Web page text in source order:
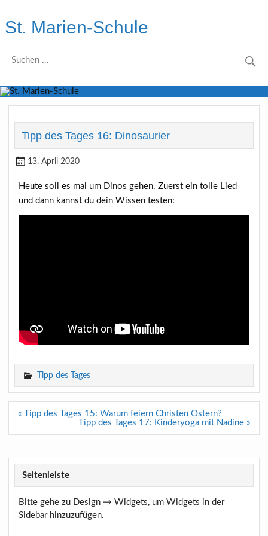
content
St. Marien-Schule
Tipp des Tages 16: Dinosaurier
13. April 2020
Heute soll es mal um Dinos gehen. Zuerst ein tolle Lied
und dann kannst du dein Wissen testen:
Tipp des Tages
Beitragsnavigation
« Tipp des Tages 15: Warum feiern Christen Ostern?
Tipp des Tages 17: Kinderyoga mit Nadine »
Seitenleiste
Bitte gehe zu Design → Widgets, um Widgets in der
Sidebar hinzuzufügen.